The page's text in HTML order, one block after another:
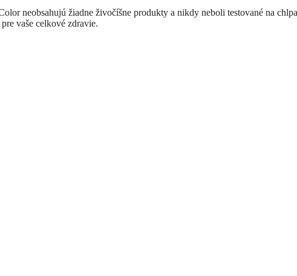
neobsahujú žiadne živočíšne produkty a nikdy neboli testované na
vaše celkové zdravie.